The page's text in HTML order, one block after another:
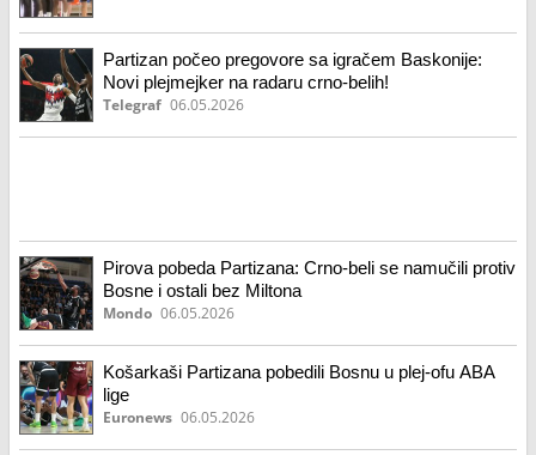
Partizan počeo pregovore sa igračem Baskonije:
Novi plejmejker na radaru crno-belih!
Telegraf 06.05.2026
Pirova pobeda Partizana: Crno-beli se namučili protiv
Bosne i ostali bez Miltona
Mondo 06.05.2026
Košarkaši Partizana pobedili Bosnu u plej-ofu ABA
lige
Euronews 06.05.2026